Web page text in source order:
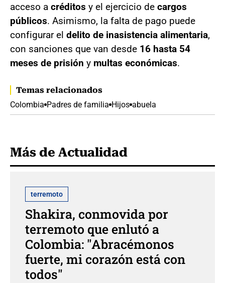
acceso a créditos y el ejercicio de cargos
públicos. Asimismo, la falta de pago puede
configurar el delito de inasistencia alimentaria,
con sanciones que van desde 16 hasta 54
meses de prisión y multas económicas.
Temas relacionados
Colombia Padres de familia Hijos abuela
Más de Actualidad
terremoto
Shakira, conmovida por
terremoto que enlutó a
Colombia: "Abracémonos
fuerte, mi corazón está con
todos"